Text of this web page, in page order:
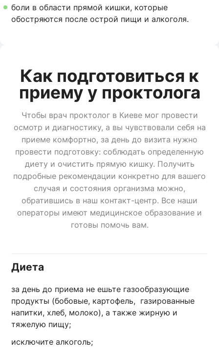
боли в области прямой кишки, которые
обостряются после острой пищи и алкоголя.
Как подготовиться к
приему у проктолога
Чтобы врач проктолог в Киеве мог провести
осмотр и диагностику, а вы чувствовали себя на
приеме комфортно, за день до визита нужно
провести подготовку: соблюдать определенную
диету и очистить прямую кишку. Получить
подробные рекомендации конкретно для вашего
случая и состояния организма можно,
обратившись в наш контакт-центр. Все наши
операторы имеют медицинское образование и
готовы помочь вам.
Диета
за день до приема не ешьте газообразующие
продукты (бобовые, картофель, газированные
напитки, хлеб, молоко), а также жирную и
тяжелую пищу;
исключите алкоголь;